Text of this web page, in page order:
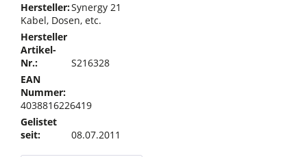
Hersteller:Synergy 21
Kabel, Dosen, etc.
Hersteller
Artikel-
Nr.:
S216328
EAN
Nummer:
4038816226419
Gelistet
seit:
08.07.2011